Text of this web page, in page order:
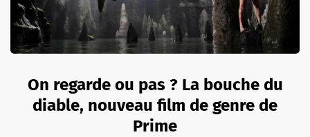
On regarde ou pas ? La bouche du
diable, nouveau film de genre de
Prime